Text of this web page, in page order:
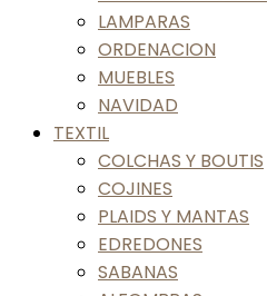
LAMPARAS
ORDENACION
MUEBLES
NAVIDAD
TEXTIL
COLCHAS Y BOUTIS
COJINES
PLAIDS Y MANTAS
EDREDONES
SABANAS